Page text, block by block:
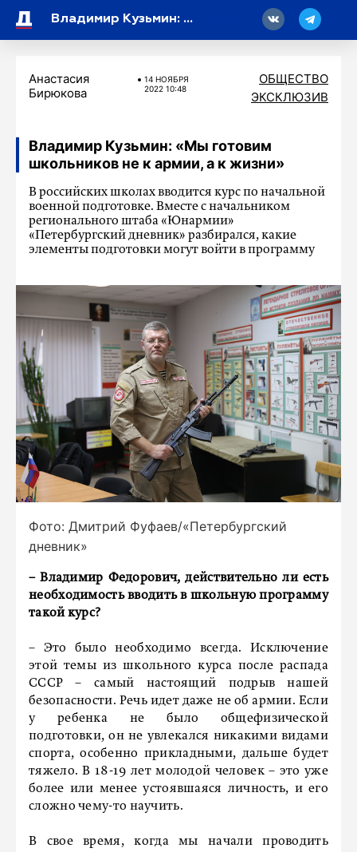
Владимир Кузьмин: «Мы готовим школьников не к армии, а к жизни»
Анастасия
Бирюкова
14 НОЯБРЯ
2022 10:48
ОБЩЕСТВО
ЭКСКЛЮЗИВ
Владимир Кузьмин: «Мы готовим
школьников не к армии, а к жизни»
В российских школах вводится курс по начальной
военной подготовке. Вместе с начальником
регионального штаба «Юнармии»
«Петербургский дневник» разбирался, какие
элементы подготовки могут войти в программу
Фото: Дмитрий Фуфаев/«Петербургский
дневник»
– Владимир Федорович, действительно ли есть
необходимость вводить в школьную программу
такой курс?
– Это было необходимо всегда. Исключение
этой темы из школьного курса после распада
СССР – самый настоящий подрыв нашей
безопасности. Речь идет даже не об армии. Если
у ребенка не было общефизической
подготовки, он не увлекался никакими видами
спорта, особенно прикладными, дальше будет
тяжело. В 18-19 лет молодой человек – это уже
более или менее устоявшаяся личность, и его
сложно чему-то научить.
В свое время, когда мы начали проводить